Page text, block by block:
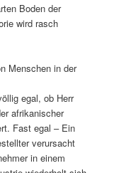
Boden der
wird rasch
Menschen in der
egal, ob Herr
afrikanischer
Fast egal – Ein
verursacht
in einem